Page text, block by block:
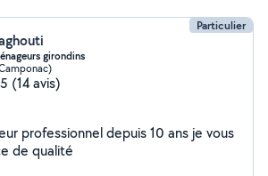
Particulier
girondins
(14 avis)
professionnel depuis 10 ans je vous
de qualité